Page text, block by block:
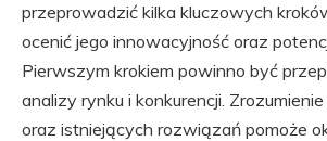
przeprowadzić kilka kluczowych
ocenić jego innowacyjność oraz
Pierwszym krokiem powinno być
analizy rynku i konkurencji.
oraz istniejących rozwiązań pomoże